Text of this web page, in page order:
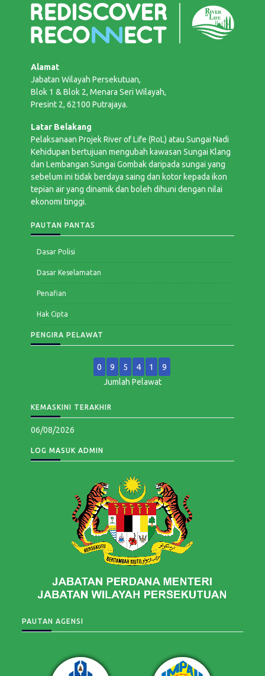
Alamat
Jabatan Wilayah Persekutuan,
Blok 1 & Blok 2, Menara Seri Wilayah,
Presint 2, 62100 Putrajaya.
Latar Belakang
Pelaksanaan Projek River of Life (RoL) atau Sungai Nadi
Kehidupan bertujuan mengubah kawasan Sungai Klang
dan Lembangan Sungai Gombak daripada sungai yang
sebelum ini tidak berdaya saing dan kotor kepada ikon
tepian air yang dinamik dan boleh dihuni dengan nilai
ekonomi tinggi.
PAUTAN PANTAS
Dasar Polisi
Dasar Keselamatan
Penafian
Hak Cipta
PENGIRA PELAWAT
0 9 5 4 1
9
Jumlah Pelawat
KEMASKINI TERAKHIR
06/08/2026
LOG MASUK ADMIN
PAUTAN AGENSI